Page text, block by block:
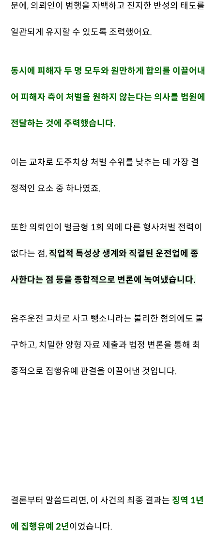
문에, 의뢰인이 범행을 자백하고 진지한 반성의 태도를
일관되게 유지할 수 있도록 조력했어요.
동시에 피해자 두 명 모두와 원만하게 합의를 이끌어내
어 피해자 측이 처벌을 원하지 않는다는 의사를 법원에
전달하는 것에 주력했습니다.
이는 교차로 도주치상 처벌 수위를 낮추는 데 가장 결
정적인 요소 중 하나였죠.
또한 의뢰인이 벌금형 1회 외에 다른 형사처벌 전력이
없다는 점, 직업적 특성상 생계와 직결된 운전업에 종
사한다는 점 등을 종합적으로 변론에 녹여냈습니다.
음주운전 교차로 사고 뺑소니라는 불리한 혐의에도 불
구하고, 치밀한 양형 자료 제출과 법정 변론을 통해 최
종적으로 집행유예 판결을 이끌어낸 것입니다.
결론부터 말씀드리면, 이 사건의 최종 결과는 징역 1년
에 집행유예 2년이었습니다.